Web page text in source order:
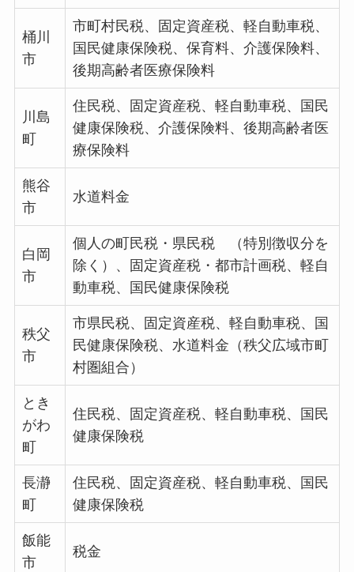
桶川
市
市町村民税、固定資産税、軽自動車税、
国民健康保険税、保育料、介護保険料、
後期高齢者医療保険料
川島
町
住民税、固定資産税、軽自動車税、国民
健康保険税、介護保険料、後期高齢者医
療保険料
熊谷
市
水道料金
白岡
市
個人の町民税・県民税 （特別徴収分を
除く）、固定資産税・都市計画税、軽自
動車税、国民健康保険税
秩父
市
市県民税、固定資産税、軽自動車税、国
民健康保険税、水道料金（秩父広域市町
村圏組合）
とき
がわ
町
住民税、固定資産税、軽自動車税、国民
健康保険税
長瀞
町
住民税、固定資産税、軽自動車税、国民
健康保険税
飯能
市
税金